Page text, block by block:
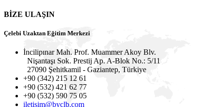
BİZE ULAŞIN
Çelebi Uzaktan Eğitim Merkezi
İncilipınar Mah. Prof. Muammer Akoy Blv.
Nişantaşı Sok. Prestij Ap. A-Blok No.: 5/11
27090 Şehitkamil - Gaziantep, Türkiye
+90 (342) 215 12 61
+90 (532) 421 62 77
+90 (532) 590 75 05
iletisim@byclb.com